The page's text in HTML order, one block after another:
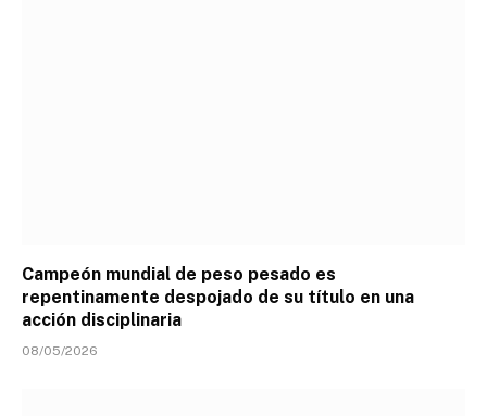
Campeón mundial de peso pesado es
repentinamente despojado de su título en una
acción disciplinaria
08/05/2026